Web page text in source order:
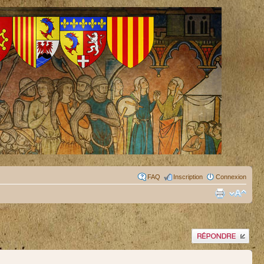
FAQ Inscription Connexion
Publier une réponse